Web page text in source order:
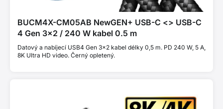
BUCM4X-CM05AB NewGEN+ USB-C <> USB-C
4 Gen 3×2 / 240 W kabel 0.5 m
Datový a nabíjecí USB4 Gen 3×2 kabel délky 0,5 m. PD 240 W, 5 A,